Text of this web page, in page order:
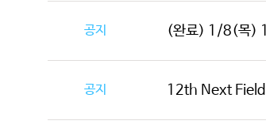
공지 (완료) 1/8(목)
공지 12th Next Field